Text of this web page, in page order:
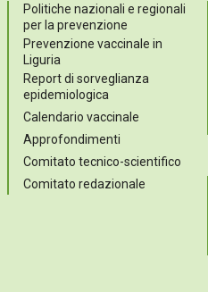
Politiche nazionali e regionali
per la prevenzione
Prevenzione vaccinale in
Liguria
Report di sorveglianza
epidemiologica
Calendario vaccinale
Approfondimenti
Comitato tecnico-scientifico
Comitato redazionale